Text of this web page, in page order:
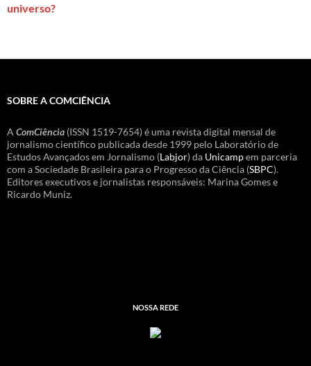
universo?
SOBRE A COMCIÊNCIA
A ComCiência (ISSN 1519-7654) é uma revista digital mensal de
jornalismo científico publicada desde 1999 pelo Laboratório de
Estudos Avançados em Jornalismo (Labjor) da Unicampem parceria
com a Sociedade Brasileira para o Progresso da Ciência (SBPC).
Editores executivos e jornalistas responsáveis: Marina Gomes e
Ricardo Muniz.
NOSSA REDE